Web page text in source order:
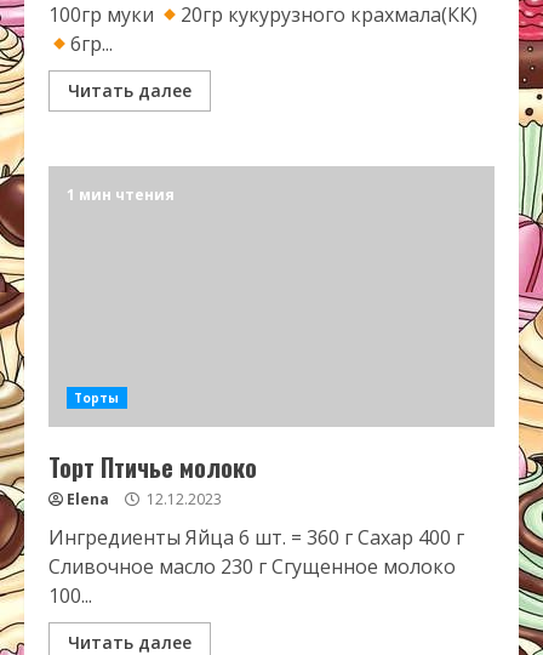
100гр муки
20гр кукурузного крахмала(КК)
6гр...
Читать далее
1 мин чтения
Торты
Торт Птичье молоко
Elena 12.12.2023
Ингредиенты Яйца 6 шт. = 360 г Сахар 400 г
Сливочное масло 230 г Сгущенное молоко
100...
Читать далее